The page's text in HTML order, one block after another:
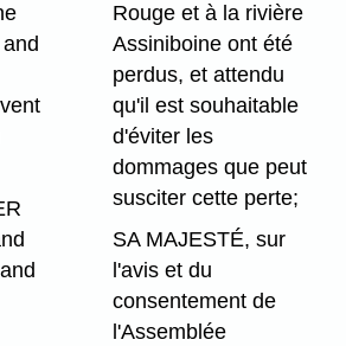
Rouge et à la rivière
Assiniboine ont été
perdus, et attendu
qu'il est souhaitable
d'éviter les
dommages que peut
susciter cette perte;
SA MAJESTÉ, sur
l'avis et du
consentement de
l'Assemblée